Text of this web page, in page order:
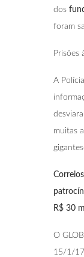
dos
foram
Prisões
A
muitas
R$ 30
O
15/1/17